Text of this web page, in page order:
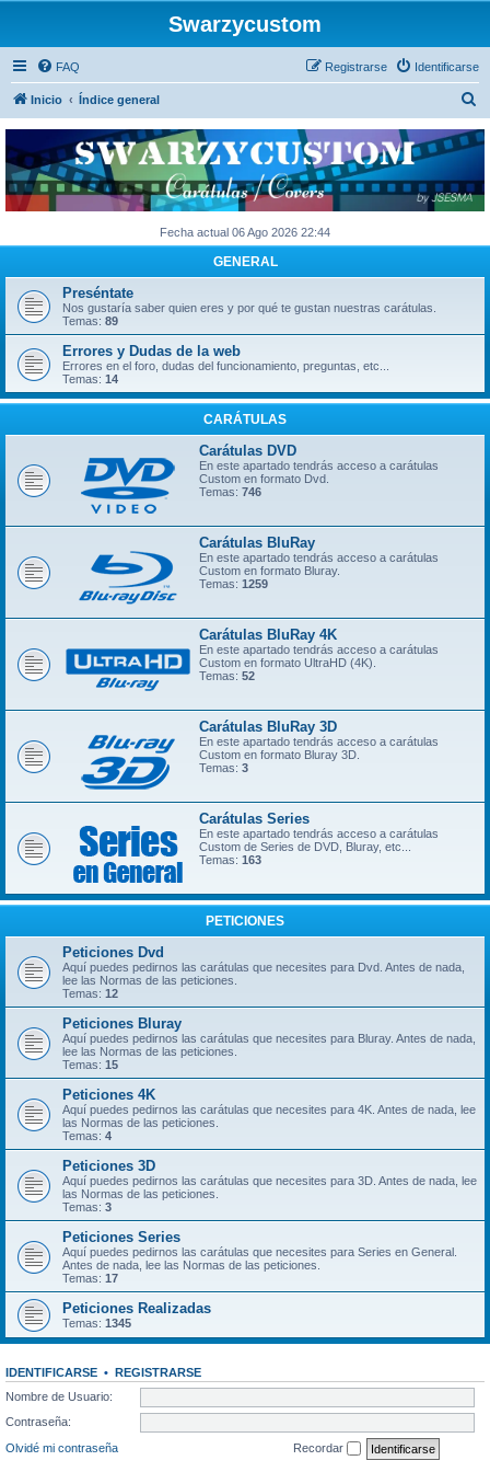
Swarzycustom
FAQ Identificarse
Registrarse
Inicio Índice general
c
Fecha actual 06 Ago 2026 22:44
GENERAL
Preséntate
Nos gustaría saber quien eres y por qué te gustan nuestras carátulas.
Temas: 89
Errores y Dudas de la web
Errores en el foro, dudas del funcionamiento, preguntas, etc...
Temas: 14
CARÁTULAS
Carátulas DVD
En este apartado tendrás acceso a carátulas
Custom en formato Dvd.
Temas: 746
Carátulas BluRay
En este apartado tendrás acceso a carátulas
Custom en formato Bluray.
Temas: 1259
Carátulas BluRay 4K
En este apartado tendrás acceso a carátulas
Custom en formato UltraHD (4K).
Temas: 52
Carátulas BluRay 3D
En este apartado tendrás acceso a carátulas
Custom en formato Bluray 3D.
Temas: 3
Carátulas Series
En este apartado tendrás acceso a carátulas
Custom de Series de DVD, Bluray, etc...
Temas: 163
PETICIONES
Peticiones Dvd
Aquí puedes pedirnos las carátulas que necesites para Dvd. Antes de nada,
lee las Normas de las peticiones.
Temas: 12
Peticiones Bluray
Aquí puedes pedirnos las carátulas que necesites para Bluray. Antes de nada,
lee las Normas de las peticiones.
Temas: 15
Peticiones 4K
Aquí puedes pedirnos las carátulas que necesites para 4K. Antes de nada, lee
las Normas de las peticiones.
Temas: 4
Peticiones 3D
Aquí puedes pedirnos las carátulas que necesites para 3D. Antes de nada, lee
las Normas de las peticiones.
Temas: 3
Peticiones Series
Aquí puedes pedirnos las carátulas que necesites para Series en General.
Antes de nada, lee las Normas de las peticiones.
Temas: 17
Peticiones Realizadas
Temas: 1345
IDENTIFICARSE • REGISTRARSE
Nombre de Usuario:
Contraseña:
Olvidé mi contraseña
Recordar